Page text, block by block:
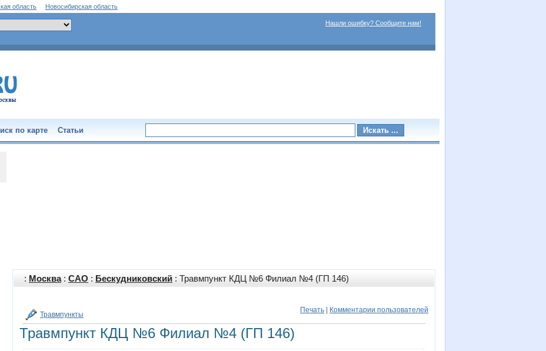
область Новосибирская область
Нашли ошибку? Сообщите нам!
по карте Статьи
: Москва: САО : Бескудниковский : Травмпункт КДЦ №6 Филиал №4 (ГП 146)
Печать Комментарии пользователей
Травмпункты
Травмпункт КДЦ №6 Филиал №4 (ГП 146)